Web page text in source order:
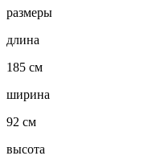
размеры
длина
185 см
ширина
92 см
высота